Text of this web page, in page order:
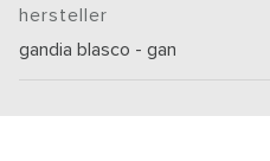
hersteller
gandia blasco - gan